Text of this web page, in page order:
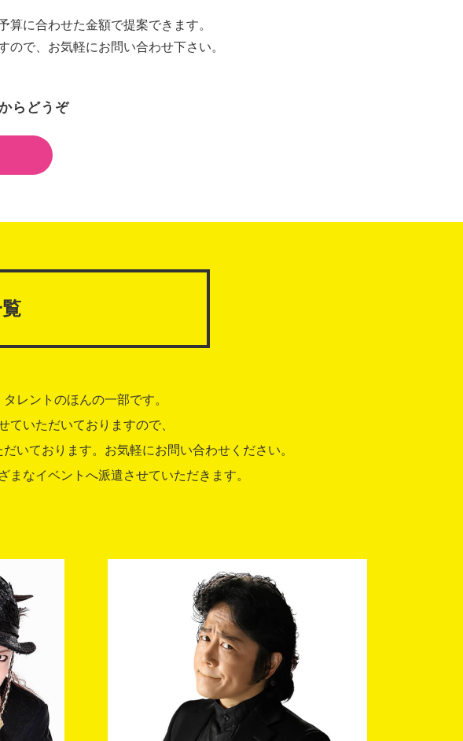
に合わせた金額で提案できます。
で、お気軽にお問い合わせ下さい。
らどうぞ
レントのほんの一部です。
ていただいておりますので、
いております。お気軽にお問い合わせください。
なイベントへ派遣させていただきます。